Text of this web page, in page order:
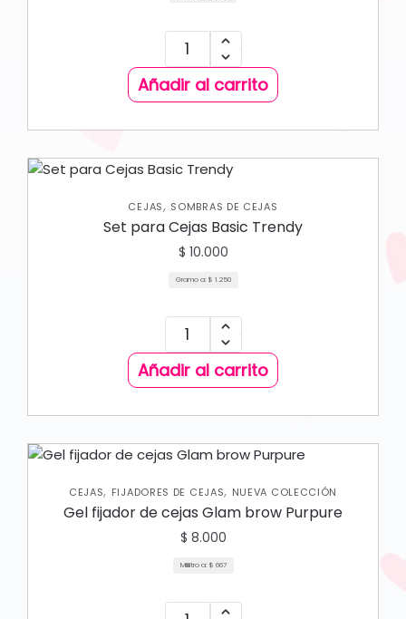
Añadir al carrito
CEJAS, SOMBRAS DE CEJAS
Set para Cejas Basic Trendy
$ 10.000
Gramo a: $ 1.250
Añadir al carrito
CEJAS, FIJADORES DE CEJAS, NUEVA COLECCIÓN
Gel fijador de cejas Glam brow Purpure
$ 8.000
Mililitro a: $ 667